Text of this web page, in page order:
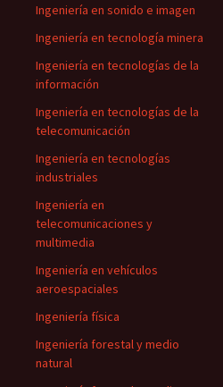
Ingeniería en sonido e imagen
Ingeniería en tecnología minera
Ingeniería en tecnologías de la
información
Ingeniería en tecnologías de la
telecomunicación
Ingeniería en tecnologías
industriales
Ingeniería en
telecomunicaciones y
multimedia
Ingeniería en vehículos
aeroespaciales
Ingeniería física
Ingeniería forestal y medio
natural